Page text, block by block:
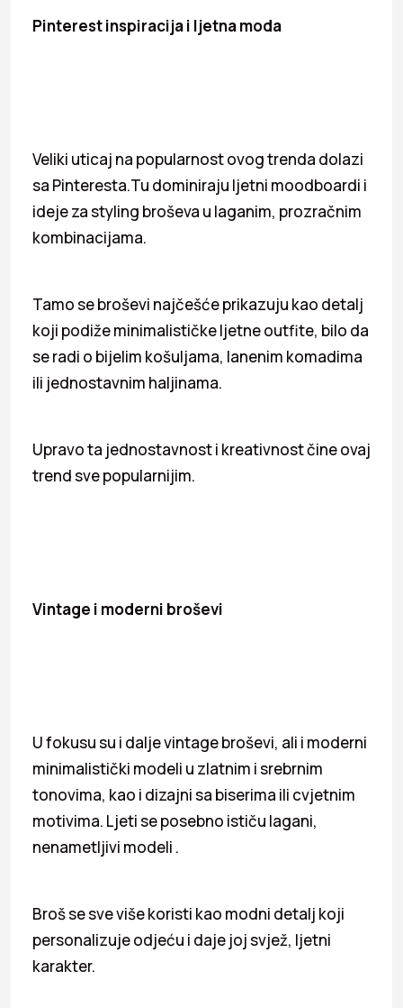
Pinterest inspiracija i ljetna moda
Veliki uticaj na popularnost ovog trenda dolazi
sa Pinteresta.Tu dominiraju ljetni moodboardi i
ideje za styling broševa u laganim, prozračnim
kombinacijama.
Tamo se broševi najčešće prikazuju kao detalj
koji podiže minimalističke ljetne outfite, bilo da
se radi o bijelim košuljama, lanenim komadima
ili jednostavnim haljinama.
Upravo ta jednostavnost i kreativnost čine ovaj
trend sve popularnijim.
Vintage i moderni broševi
U fokusu su i dalje vintage broševi, ali i moderni
minimalistički modeli u zlatnim i srebrnim
tonovima, kao i dizajni sa biserima ili cvjetnim
motivima. Ljeti se posebno ističu lagani,
nenametljivi modeli .
Broš se sve više koristi kao modni detalj koji
personalizuje odjeću i daje joj svjež, ljetni
karakter.